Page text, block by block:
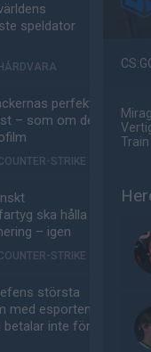
speldator
HÅRDVARA
perfekta
– som om det
STRIKE
ska hålla
– igen
STRIKE
största
med esporten:
betalar inte för
Train